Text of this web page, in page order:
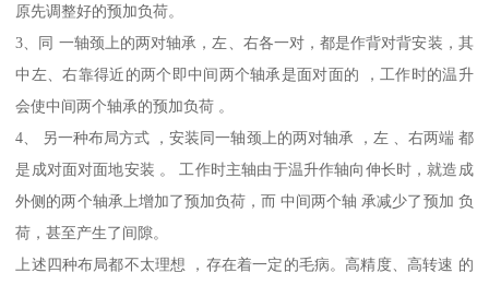
原先调整好的预加负荷。
3、同 一轴颈上的两对轴承，左、右各一对，都是作背对背安装，其
中左、右靠得近的两个即中间两个轴承是面对面的 ，工作时的温升
会使中间两个轴承的预加负荷 。
4、 另一种布局方式 ，安装同一轴颈上的两对轴承 ，左 、右两端 都
是成对面对面地安装 。 工作时主轴由于温升作轴向伸长时，就造成
外侧的两个轴承上增加了预加负荷，而 中间两个轴 承减少了预加 负
荷，甚至产生了间隙。
上述四种布局都不太理想 ，存在着一定的毛病。高精度、高转速 的